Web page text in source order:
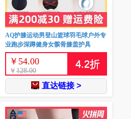
AQ护膝运动男登山篮球羽毛球户外专
业跑步深蹲健身女髌骨膝盖护具
￥ 54.00
￥ 128.00
4.2折
直达链接 >